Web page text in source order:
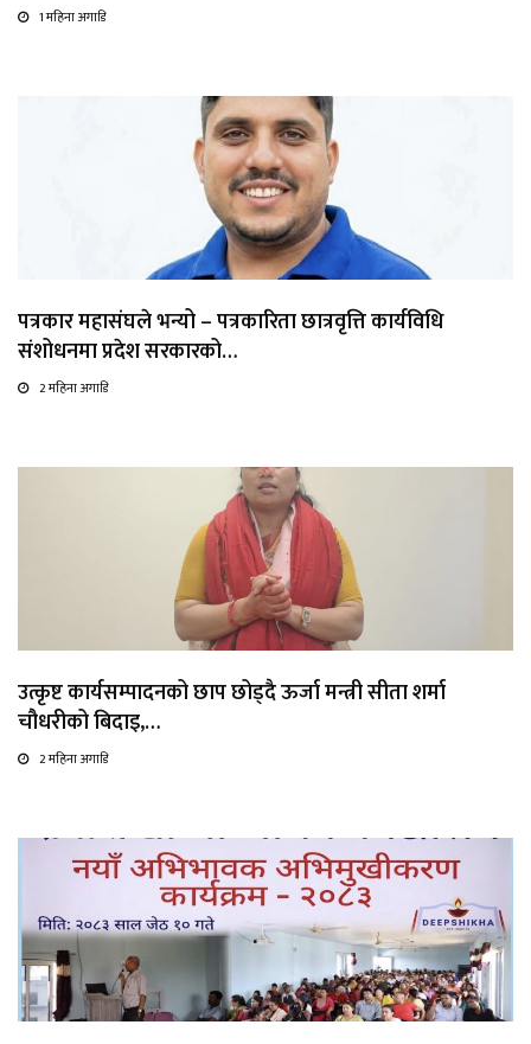
1 महिना अगाडि
पत्रकार महासंघले भन्यो – पत्रकारिता छात्रवृत्ति कार्यविधि
संशोधनमा प्रदेश सरकारको…
2 महिना अगाडि
उत्कृष्ट कार्यसम्पादनको छाप छोड्दै ऊर्जा मन्त्री सीता शर्मा
चौधरीको बिदाइ,…
2 महिना अगाडि